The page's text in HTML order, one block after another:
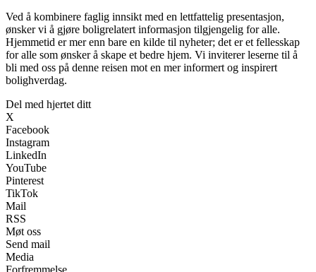
Ved å kombinere faglig innsikt med en lettfattelig presentasjon,
ønsker vi å gjøre boligrelatert informasjon tilgjengelig for alle.
Hjemmetid er mer enn bare en kilde til nyheter; det er et fellesskap
for alle som ønsker å skape et bedre hjem. Vi inviterer leserne til å
bli med oss på denne reisen mot en mer informert og inspirert
bolighverdag.
Del med hjertet ditt
X
Facebook
Instagram
LinkedIn
YouTube
Pinterest
TikTok
Mail
RSS
Møt oss
Send mail
Media